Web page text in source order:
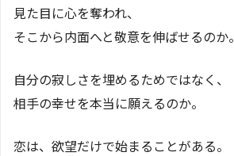
見た目に心を奪われ、
そこから内面へと敬意を伸ばせるのか。
自分の寂しさを埋めるためではなく、
相手の幸せを本当に願えるのか。
恋は、欲望だけで始まることがある。